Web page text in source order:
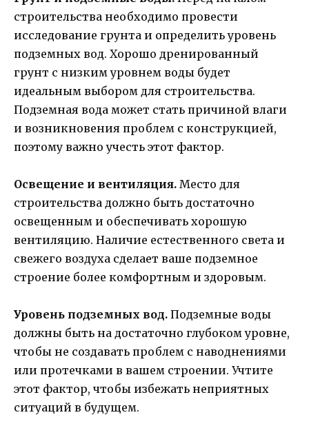
строительства необходимо провести
исследование грунта и определить уровень
подземных вод. Хорошо дренированный
грунт с низким уровнем воды будет
идеальным выбором для строительства.
Подземная вода может стать причиной влаги
и возникновения проблем с конструкцией,
поэтому важно учесть этот фактор.
Освещение и вентиляция. Место для
строительства должно быть достаточно
освещенным и обеспечивать хорошую
вентиляцию. Наличие естественного света и
свежего воздуха сделает ваше подземное
строение более комфортным и здоровым.
Уровень подземных вод. Подземные воды
должны быть на достаточно глубоком уровне,
чтобы не создавать проблем с наводнениями
или протечками в вашем строении. Учтите
этот фактор, чтобы избежать неприятных
ситуаций в будущем.